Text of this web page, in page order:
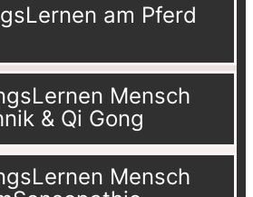
am Pferd
Mensch
& Qi Gong
Mensch